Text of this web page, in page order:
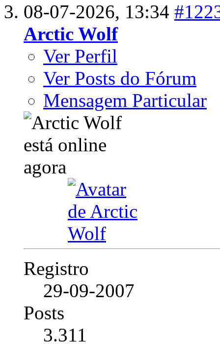
08-07-2026, 13:34
Arctic Wolf
Ver Perfil
Ver Posts do Fórum
Mensagem Particular
Registro
29-09-2007
Posts
3.311